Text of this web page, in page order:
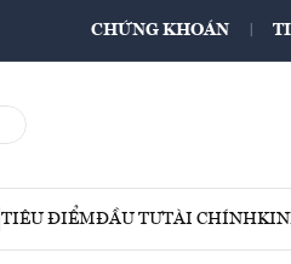
CHỨNG KHOÁN
TIÊU ĐIỂMĐẦU TƯTÀI CHÍNH